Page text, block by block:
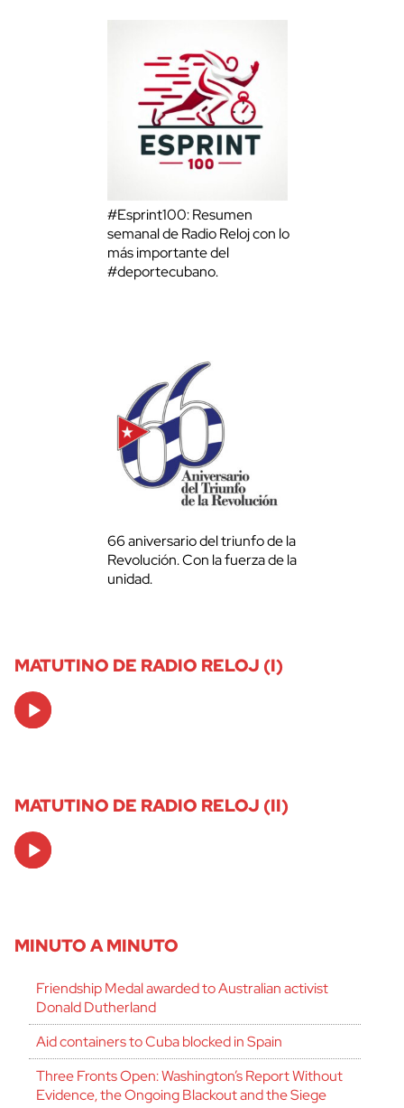
#Esprint100: Resumen
semanal de Radio Reloj con lo
más importante del
#deportecubano.
66 aniversario del triunfo de la
Revolución. Con la fuerza de la
unidad.
MATUTINO DE RADIO RELOJ (I)
Audio
Player
MATUTINO DE RADIO RELOJ (II)
Audio
Player
MINUTO A MINUTO
Friendship Medal awarded to Australian activist
Donald Dutherland
Aid containers to Cuba blocked in Spain
Three Fronts Open: Washington’s Report Without
Evidence, the Ongoing Blackout and the Siege